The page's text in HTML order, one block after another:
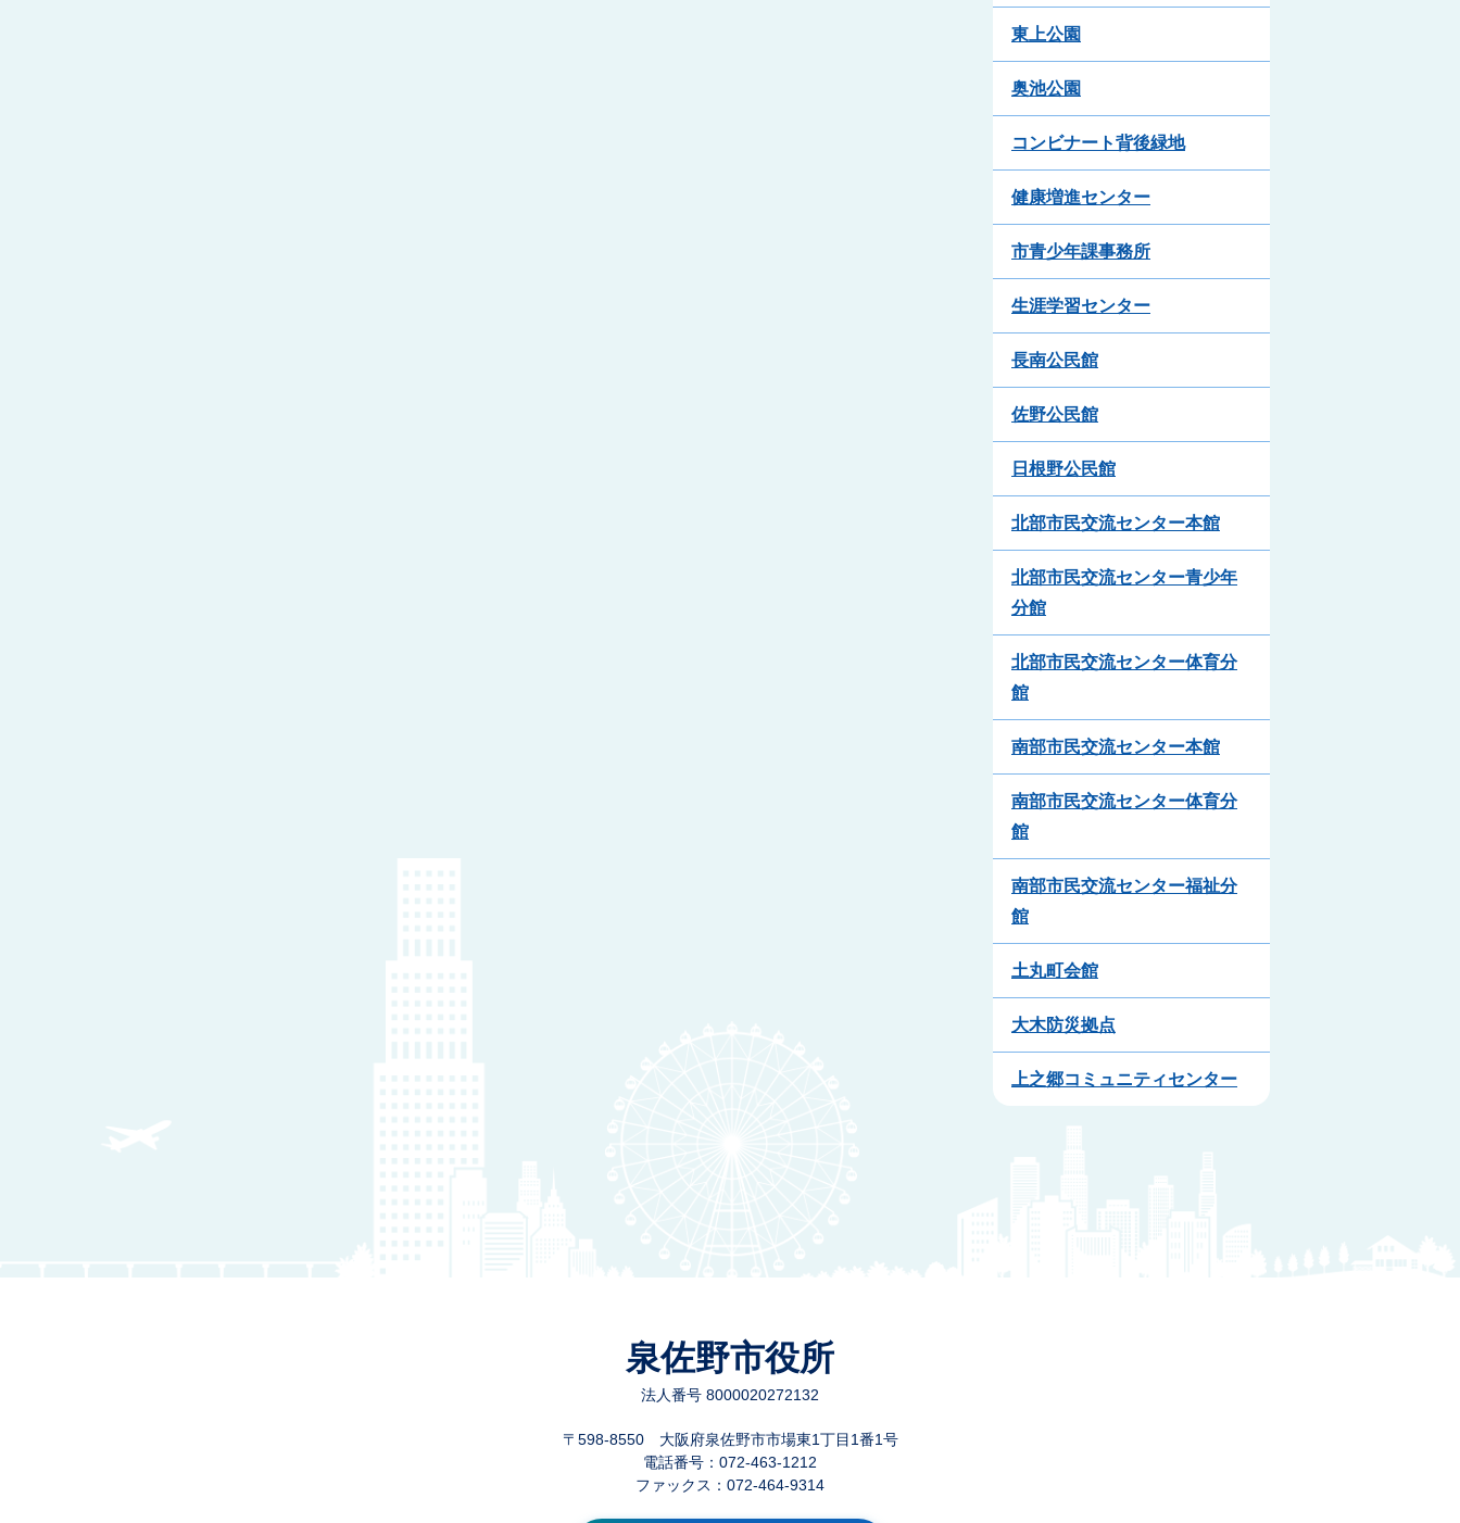
東上公園
奥池公園
コンビナート背後緑地
健康増進センター
市青少年課事務所
生涯学習センター
長南公民館
佐野公民館
日根野公民館
北部市民交流センター本館
北部市民交流センター青少年
分館
北部市民交流センター体育分
館
南部市民交流センター本館
南部市民交流センター体育分
館
南部市民交流センター福祉分
館
土丸町会館
大木防災拠点
上之郷コミュニティセンター
泉佐野市役所
法人番号 8000020272132
〒598-8550 大阪府泉佐野市市場東1丁目1番1号
電話番号：072-463-1212
ファックス：072-464-9314